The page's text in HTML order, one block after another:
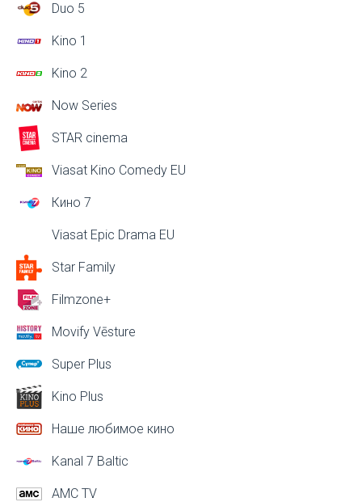
Duo 5
Kino 1
Kino 2
Now Series
STAR cinema
Viasat Kino Comedy EU
Кино 7
Viasat Epic Drama EU
Star Family
Filmzone+
Movify Vēsture
Super Plus
Kino Plus
Наше любимое кино
Kanal 7 Baltic
AMC TV